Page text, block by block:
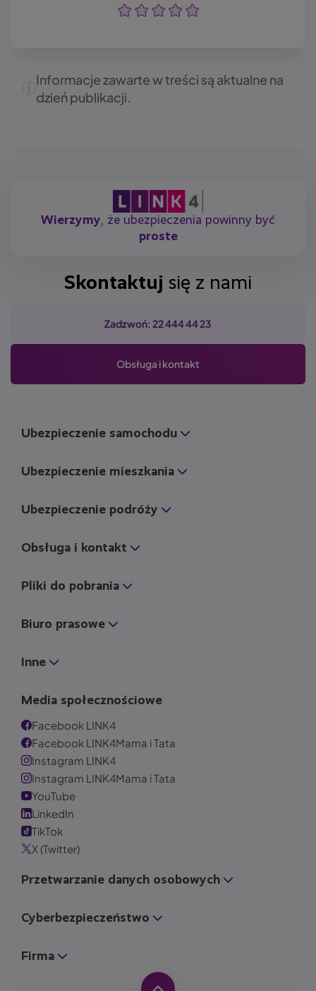
OcenaOcenaOcena
OcenaOcena
Informacje zawarte w treści są aktualne na
dzień publikacji.
Wierzymy, że ubezpieczenia powinny być
proste
Skontaktuj się z nami
Zadzwoń: 22 444 44 23
Obsługa i kontakt
Ubezpieczenie samochodu
Ubezpieczenie mieszkania
Ubezpieczenie podróży
Obsługa i kontakt
Pliki do pobrania
Biuro prasowe
Inne
Media społecznościowe
Facebook LINK4
Facebook LINK4Mama i Tata
Instagram LINK4
Instagram LINK4Mama i Tata
YouTube
LinkedIn
TikTok
X (Twitter)
Przetwarzanie danych osobowych
Cyberbezpieczeństwo
Firma